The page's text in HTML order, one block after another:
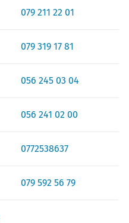
079 211 22 01
079 319 17 81
056 245 03 04
056 241 02 00
0772538637
079 592 56 79